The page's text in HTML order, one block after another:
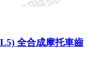
全合成摩托車齒